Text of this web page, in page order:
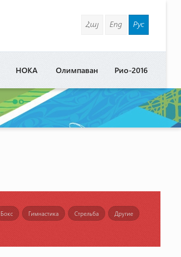
Հայ Eng Рус
Рио-2016
Олимпаван
НОКА
Бокс Гимнастика Стрельба Другие